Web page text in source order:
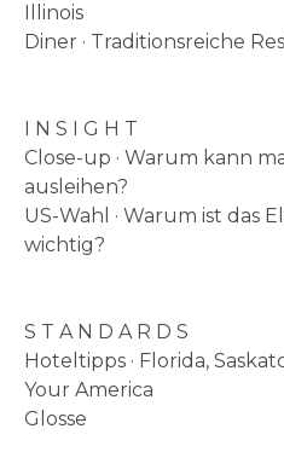
Illinois
Diner · Traditionsreiche
I N S I G H T
Close-up · Warum kann
ausleihen?
US-Wahl · Warum ist das
wichtig?
S T A N D A R D S
Hoteltipps · Florida,
Your America
Glosse